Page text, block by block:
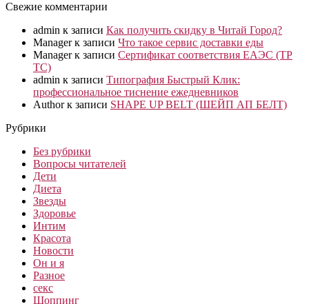
Свежие комментарии
admin к записи Как получить скидку в Читай Город?
Managerк записи Что такое сервис доставки еды
Managerк записи Сертификат соответствия ЕАЭС (ТР
ТС)
admin к записи Типография Быстрый Клик:
профессиональное тиснение ежедневников
Authorк записи SHAPE UP BELT (ШЕЙП АП БЕЛТ)
Рубрики
Без рубрики
Вопросы читателей
Дети
Диета
Звезды
Здоровье
Интим
Красота
Новости
Он и я
Разное
секс
Шоппинг